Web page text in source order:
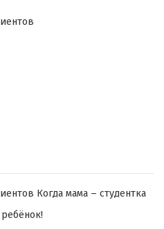
Когда мама – студентка